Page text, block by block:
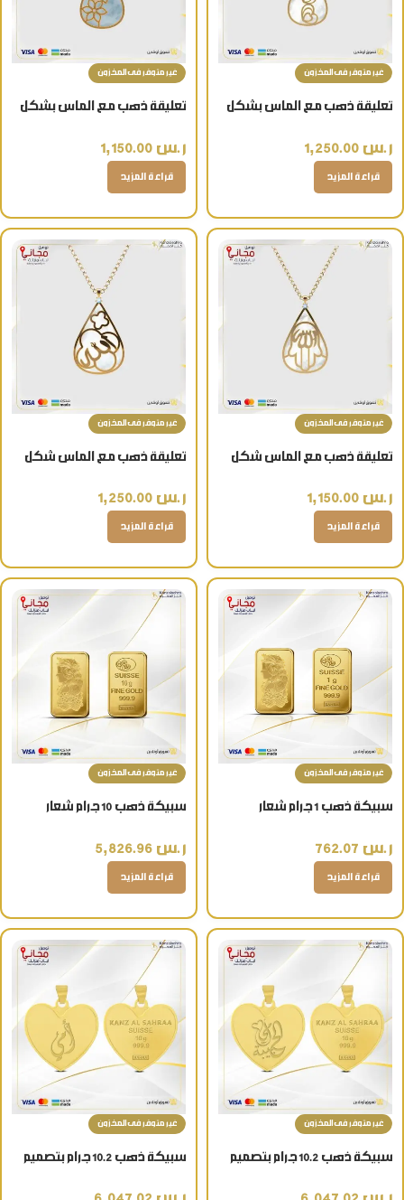
غير متوفر فى المخزون
تعليقة ذهب مع الماس بشكل
ر.س
قراءة المزيد
غير متوفر فى المخزون
تعليقة ذهب مع الماس بشكل
ر.س
قراءة المزيد
غير متوفر فى المخزون
تعليقة ذهب مع الماس شكل
سلسال فاخر
ر.س
قراءة المزيد
غير متوفر فى المخزون
تعليقة ذهب مع الماس شكل
سلسال فاخر
ر.س
قراءة المزيد
غير متوفر فى المخزون
سبيكة ذهب 1 جرام شعار
ر.س
قراءة المزيد
غير متوفر فى المخزون
سبيكة ذهب 10 جرام شعار
ذهبي فاخر
ر.س
قراءة المزيد
غير متوفر فى المخزون
سبيكة ذهب 10.2 جرام بتصميم
غير متوفر فى المخزون
سبيكة ذهب 10.2 جرام بتصميم